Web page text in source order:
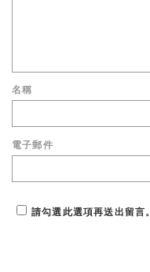
名稱
電子郵件
請勾選此選項再送出留言。